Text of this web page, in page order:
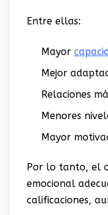
Entre ellas:
Mayor
Mejor
Relaciones
Menores
Mayor
Por lo tanto, el
emocional
calificaciones,